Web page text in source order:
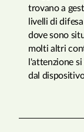
trovano a
livelli di
dove sono
molti altri
l'attenzione
dal